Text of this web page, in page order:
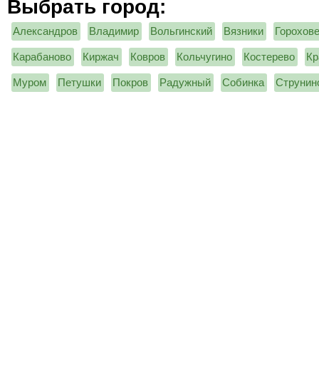
Выбрать город:
Александров Владимир Вольгинский Вязники
Карабаново Киржач Ковров Кольчугино Костерево
Муром Петушки Покров Радужный Собинка